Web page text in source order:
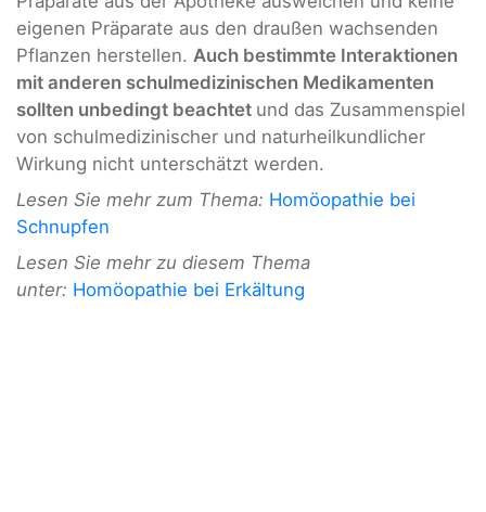
eigenen Präparate aus den draußen wachsenden
Pflanzen herstellen. Auch bestimmte Interaktionen
mit anderen schulmedizinischen Medikamenten
sollten unbedingt beachtet und das Zusammenspiel
von schulmedizinischer und naturheilkundlicher
Wirkung nicht unterschätzt werden.
Lesen Sie mehr zum Thema: Homöopathie bei
Schnupfen
Lesen Sie mehr zu diesem Thema
unter: Homöopathie bei Erkältung